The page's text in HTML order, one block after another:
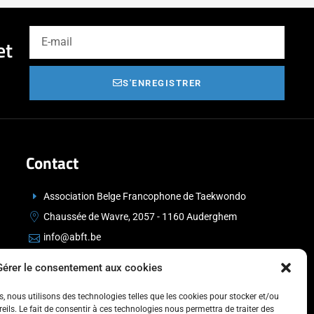
le consentement aux cookies
nous utilisons des technologies telles que les cookies pour stocker et/ou
Le fait de consentir à ces technologies nous permettra de traiter des
S'ENREGISTRER
Contact
Association Belge Francophone de Taekwondo
Chaussée de Wavre, 2057 - 1160 Auderghem
info@abft.be